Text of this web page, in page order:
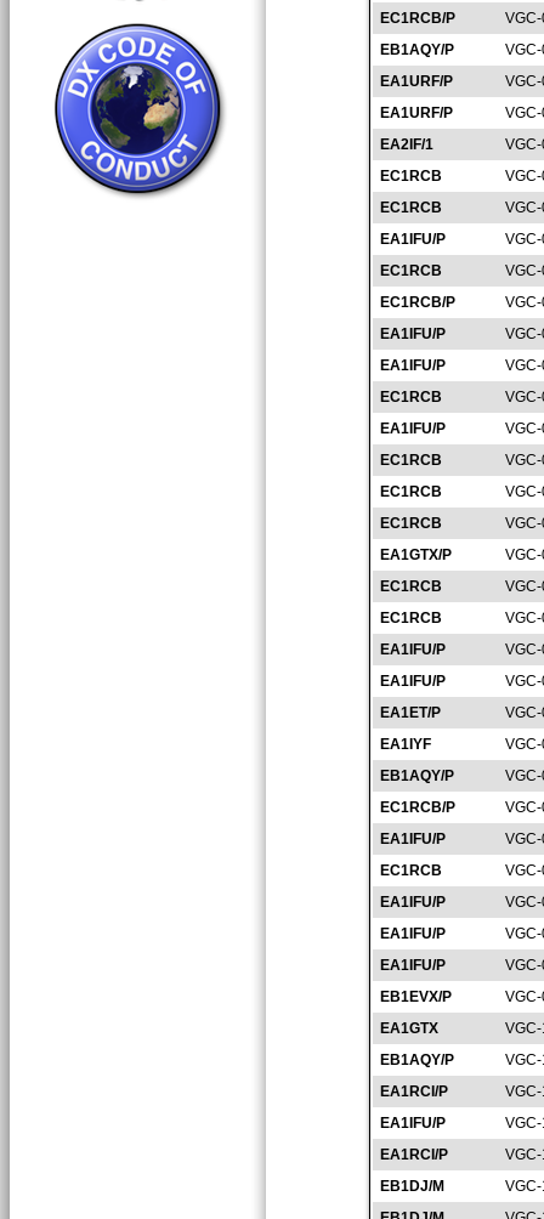
EC1RCB/P
EB1AQY/P
EA1URF/P
EA1URF/P
EA2IF/1
EC1RCB
EC1RCB
EA1IFU/P
EC1RCB
EC1RCB/P
EA1IFU/P
EA1IFU/P
EC1RCB
EA1IFU/P
EC1RCB
EC1RCB
EC1RCB
EA1GTX/P
EC1RCB
EC1RCB
EA1IFU/P
EA1IFU/P
EA1ET/P
EA1IYF
EB1AQY/P
EC1RCB/P
EA1IFU/P
EC1RCB
EA1IFU/P
EA1IFU/P
EA1IFU/P
EB1EVX/P
EA1GTX
EB1AQY/P
EA1RCI/P
EA1IFU/P
EA1RCI/P
EB1DJ/M